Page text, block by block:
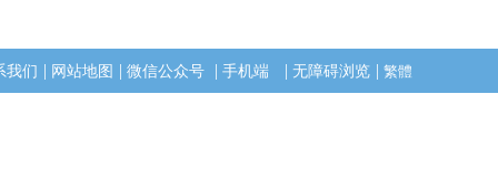
我们 | 网站地图 | 微信公众号 | 手机端 | 无障碍浏览 | 繁體